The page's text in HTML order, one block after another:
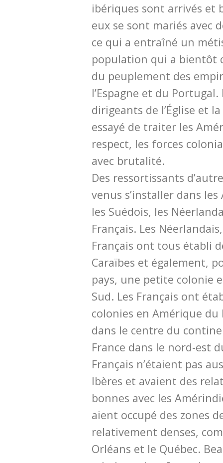
ibériques sont arrivés et
eux se sont mariés avec
ce qui a entraîné un
population qui a bientôt
du peuplement des
l’Espagne et du
dirigeants de l’Église et
essayé de traiter les
respect, les forces
avec brutalité.
Des ressortissants
venus s’installer dans
les Suédois, les
Français. Les
Français ont tous établi
Caraïbes et également,
pays, une petite colonie
Sud. Les Français ont
colonies en Amérique
dans le centre du
France dans le nord-est
Français n’étaient pas
Ibères et avaient des
bonnes avec les
aient occupé des zones
relativement denses,
Orléans et le Québec.